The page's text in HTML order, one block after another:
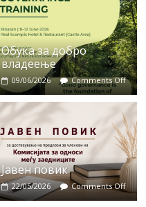
Обука за добро
владеење
09/06/2026 Comments Off
Јавен повик
22/05/2026 Comments Off